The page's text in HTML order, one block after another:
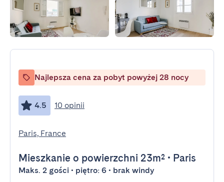
Najlepsza cena za pobyt powyżej 28 nocy
4.5 10 opinii
Paris, France
Mieszkanie o powierzchni 23m² • Paris
Maks. 2 gości • piętro: 6 • brak windy